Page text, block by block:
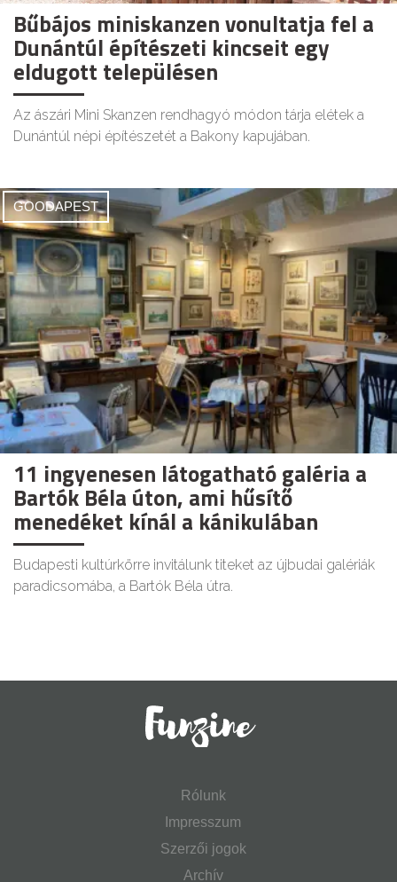
Bűbájos miniskanzen vonultatja fel a
Dunántúl építészeti kincseit egy
eldugott településen
Az ászári Mini Skanzen rendhagyó módon tárja elétek a
Dunántúl népi építészetét a Bakony kapujában.
GOODAPEST
11 ingyenesen látogatható galéria a
Bartók Béla úton, ami hűsítő
menedéket kínál a kánikulában
Budapesti kultúrkörre invitálunk titeket az újbudai galériák
paradicsomába, a Bartók Béla útra.
Rólunk
Impresszum
Szerzői jogok
Archív